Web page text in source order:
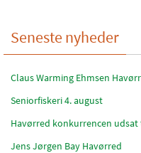
Seneste nyheder
Claus Warming Ehmsen
Seniorfiskeri 4. august
Havørred konkurrencen
Jens Jørgen Bay Havørred